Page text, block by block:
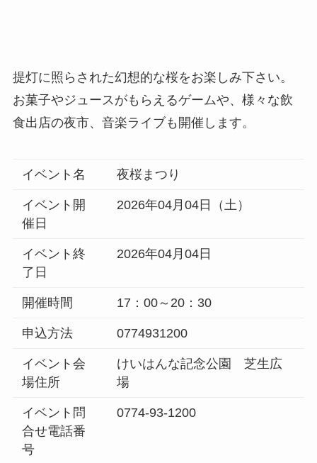
提灯に照らされた幻想的な桜をお楽しみ下さい。
お菓子やジュースがもらえるゲームや、様々な飲
食出店の夜市、音楽ライブも開催します。
イベント名 夜桜まつり
イベント開
催日
2026年04月04日（土）
イベント終
了日
2026年04月04日
開催時間 17：00～20：30
申込方法 0774931200
イベント会
場住所
けいはんな記念公園 芝生広
場
イベント問
合せ電話番
号
0774-93-1200